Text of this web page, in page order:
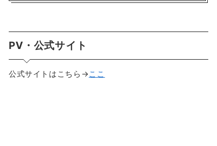
PV・公式サイト
公式サイトはこちら→ここ